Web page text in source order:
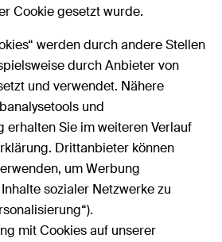
Cookie gesetzt wurde.
werden durch andere Stellen
durch Anbieter von
und verwendet. Nähere
und
erhalten Sie im weiteren Verlauf
Drittanbieter können
um Werbung
sozialer Netzwerke zu
mit Cookies auf unserer